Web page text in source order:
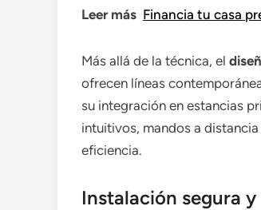
Leer más Financia tu casa
Más allá de la técnica, el
ofrecen líneas
su integración en estancias
intuitivos, mandos a
eficiencia.
Instalación segura